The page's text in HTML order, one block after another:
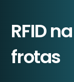
RFID
frotas